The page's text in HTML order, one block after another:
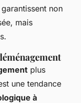
non
mais
plus
une tendance
à